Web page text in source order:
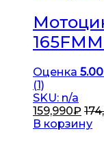
Оценка 5.00
(1)
SKU: n/a
159,990₽
В корзину